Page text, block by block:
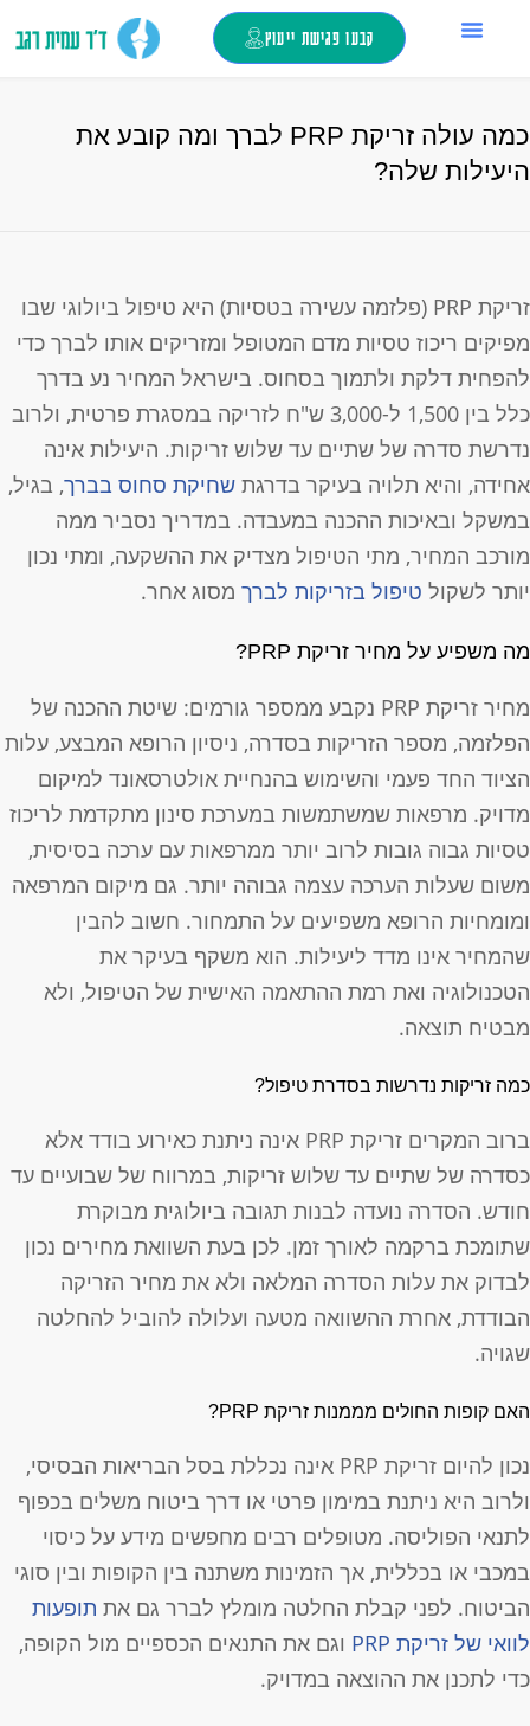
קבעו פגישת ייעוץ
כמה עולה זריקת PRP לברך ומה קובע את
היעילות שלה?
זריקת PRP (פלזמה עשירה בטסיות) היא טיפול ביולוגי שבו
מפיקים ריכוז טסיות מדם המטופל ומזריקים אותו לברך כדי
להפחית דלקת ולתמוך בסחוס. בישראל המחיר נע בדרך
כלל בין 1,500 ל-3,000 ש"ח לזריקה במסגרת פרטית, ולרוב
נדרשת סדרה של שתיים עד שלוש זריקות. היעילות אינה
אחידה, והיא תלויה בעיקר בדרגת שחיקת סחוס בברך, בגיל,
במשקל ובאיכות ההכנה במעבדה. במדריך נסביר ממה
מורכב המחיר, מתי הטיפול מצדיק את ההשקעה, ומתי נכון
יותר לשקול טיפול בזריקות לברךמסוג אחר.
מה משפיע על מחיר זריקת PRP?
מחיר זריקת PRP נקבע ממספר גורמים: שיטת ההכנה של
הפלזמה, מספר הזריקות בסדרה, ניסיון הרופא המבצע, עלות
הציוד החד פעמי והשימוש בהנחיית אולטרסאונד למיקום
מדויק. מרפאות שמשתמשות במערכת סינון מתקדמת לריכוז
טסיות גבוה גובות לרוב יותר ממרפאות עם ערכה בסיסית,
משום שעלות הערכה עצמה גבוהה יותר. גם מיקום המרפאה
ומומחיות הרופא משפיעים על התמחור. חשוב להבין
שהמחיר אינו מדד ליעילות. הוא משקף בעיקר את
הטכנולוגיה ואת רמת ההתאמה האישית של הטיפול, ולא
מבטיח תוצאה.
כמה זריקות נדרשות בסדרת טיפול?
ברוב המקרים זריקת PRP אינה ניתנת כאירוע בודד אלא
כסדרה של שתיים עד שלוש זריקות, במרווח של שבועיים עד
חודש. הסדרה נועדה לבנות תגובה ביולוגית מבוקרת
שתומכת ברקמה לאורך זמן. לכן בעת השוואת מחירים נכון
לבדוק את עלות הסדרה המלאה ולא את מחיר הזריקה
הבודדת, אחרת ההשוואה מטעה ועלולה להוביל להחלטה
שגויה.
האם קופות החולים מממנות זריקת PRP?
נכון להיום זריקת PRP אינה נכללת בסל הבריאות הבסיסי,
ולרוב היא ניתנת במימון פרטי או דרך ביטוח משלים בכפוף
לתנאי הפוליסה. מטופלים רבים מחפשים מידע על כיסוי
במכבי או בכללית, אך הזמינות משתנה בין הקופות ובין סוגי
הביטוח. לפני קבלת החלטה מומלץ לברר גם את תופעות
לוואי של זריקת PRP
וגם את התנאים הכספיים מול הקופה,
כדי לתכנן את ההוצאה במדויק.